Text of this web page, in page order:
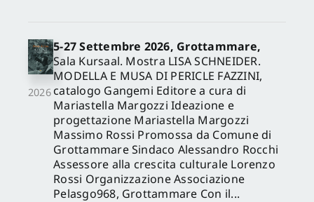
2026
5-27 Settembre 2026, Grottammare,
Sala Kursaal. Mostra LISA SCHNEIDER.
MODELLA E MUSA DI PERICLE FAZZINI,
catalogo Gangemi Editore a cura di
Mariastella Margozzi Ideazione e
progettazione Mariastella Margozzi
Massimo Rossi Promossa da Comune di
Grottammare Sindaco Alessandro Rocchi
Assessore alla crescita culturale Lorenzo
Rossi Organizzazione Associazione
Pelasgo968, Grottammare Con il...